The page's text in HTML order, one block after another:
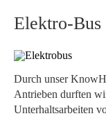
Elektro-Bus
Durch unser
Antrieben durften
Unterhaltsarbeiten